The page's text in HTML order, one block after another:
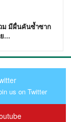
ม มีผื่นคันซ้ำซาก
ย…
us on Twitter